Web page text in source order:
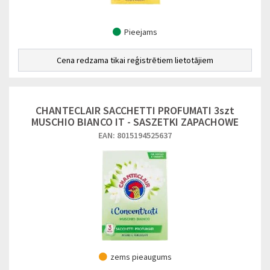
Pieejams
Cena redzama tikai reģistrētiem lietotājiem
CHANTECLAIR SACCHETTI PROFUMATI 3szt
MUSCHIO BIANCO IT - SASZETKI ZAPACHOWE
EAN: 8015194525637
zems pieaugums